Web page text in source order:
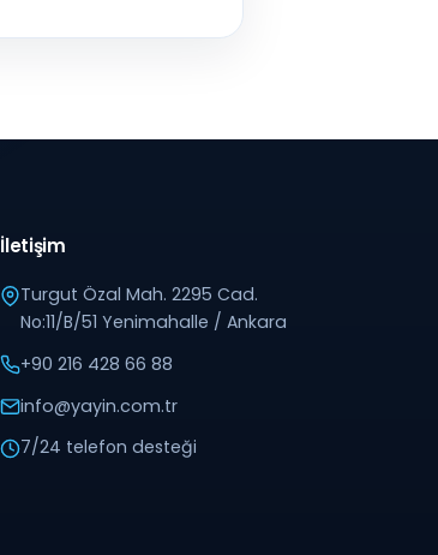
İletişim
Turgut Özal Mah. 2295 Cad.
No:11/B/51 Yenimahalle / Ankara
+90 216 428 66 88
info@yayin.com.tr
7/24 telefon desteği